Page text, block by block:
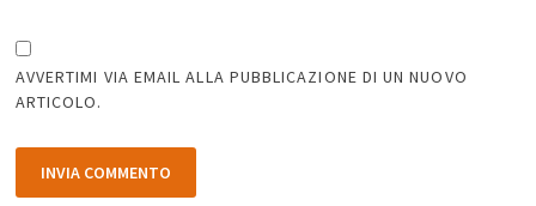
AVVERTIMI VIA EMAIL ALLA PUBBLICAZIONE DI UN NUOVO
ARTICOLO.